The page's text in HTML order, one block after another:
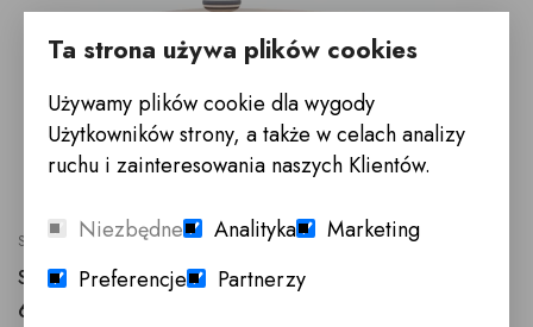
SWO160X90/PŁ/B4
STÓŁ 160 CM BIAŁE NOGI, KUCHNIA, SALON
6 492,- zł
Ta strona używa plików cookies
Używamy plików cookie dla wygody
Użytkowników strony, a także w celach analizy
ruchu i zainteresowania naszych Klientów.
Niezbędne Analityka
Marketing
Preferencje
Partnerzy